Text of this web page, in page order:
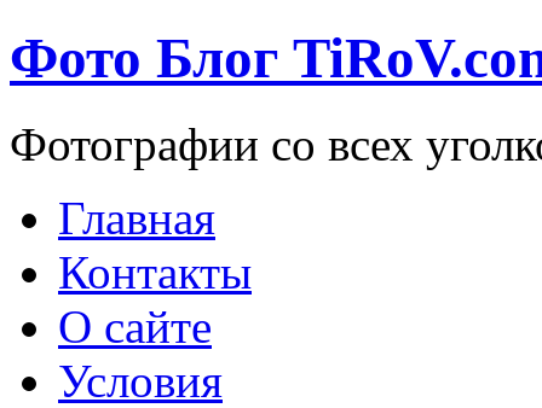
Фото Блог
Фотографии со всех
Главная
Контакты
О сайте
Условия